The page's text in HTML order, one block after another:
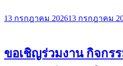
13 กรกฎาคม 202613 กรกฎาคม
ขอเชิญร่วมงาน กิจกรร